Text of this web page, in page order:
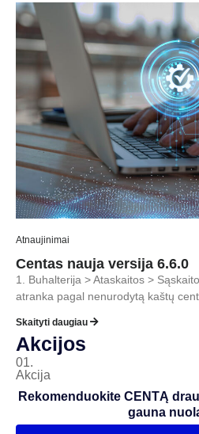
Atnaujinimai
Centas nauja versija 6.6.0
1. Buhalterija > Ataskaitos >
atranka pagal nenurodytą kaštų
Skaityti daugiau
Akcijos
01.
Akcija
Rekomenduokite CENTĄ
gauna